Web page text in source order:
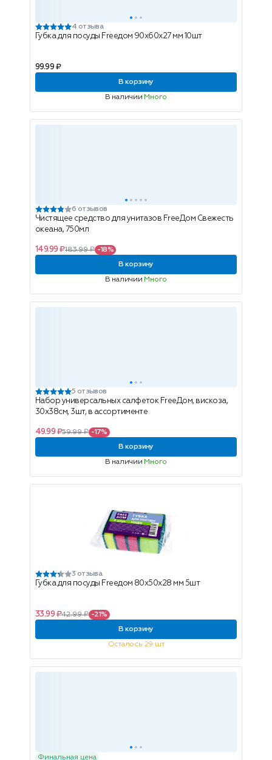
4 отзыва
Губка для посуды Freeдом 90х60х27 мм 10шт
99.99 ₽
В корзину
В наличии Много
6 отзывов
Чистящее средство для унитазов FreeДом Свежесть
океана, 750мл
149.99 ₽183.99 ₽ -18%
В корзину
В наличии Много
5 отзывов
Набор универсальных салфеток FreeДом, вискоза,
30x38см, 3шт, в ассортименте
49.99 ₽59.99 ₽ -17%
В корзину
В наличии Много
3 отзыва
Губка для посуды Freeдом 80х50х28 мм 5шт
33.99 ₽42.99 ₽ -21%
В корзину
Осталось 29 шт
Финальная цена